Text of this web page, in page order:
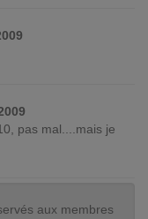
pas mal....mais je
aux membres